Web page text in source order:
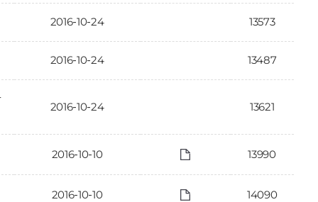
2016-10-24 13573
2016-10-24 13487
2016-10-24 13621
2016-10-10 13990
2016-10-10 14090